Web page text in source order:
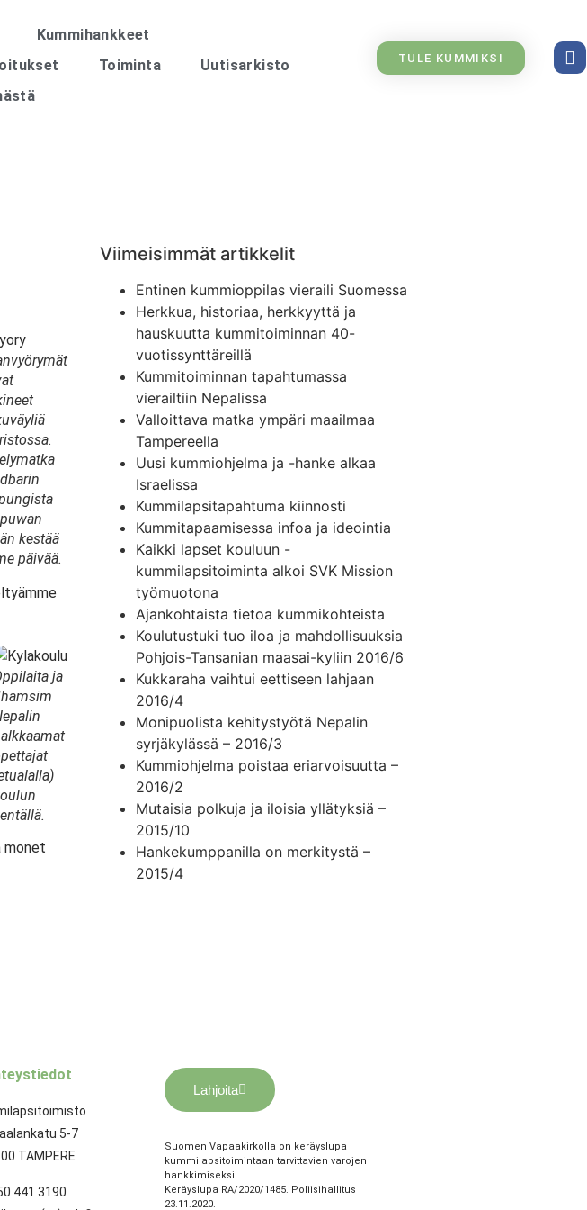
Kummihankkeet
Toiminta
Uutisarkisto
TULE KUMMIKSI
kestää
päivää.
ja
monet
Viimeisimmät artikkelit
Entinen kummioppilas vieraili Suomessa
Herkkua, historiaa, herkkyyttä ja
hauskuutta kummitoiminnan 40-
vuotissynttäreillä
Kummitoiminnan tapahtumassa
vierailtiin Nepalissa
Valloittava matka ympäri maailmaa
Tampereella
Uusi kummiohjelma ja -hanke alkaa
Israelissa
Kummilapsitapahtuma kiinnosti
Kummitapaamisessa infoa ja ideointia
Kaikki lapset kouluun -
kummilapsitoiminta alkoi SVK Mission
työmuotona
Ajankohtaista tietoa kummikohteista
Koulutustuki tuo iloa ja mahdollisuuksia
Pohjois-Tansanian maasai-kyliin 2016/6
Kukkaraha vaihtui eettiseen lahjaan
2016/4
Monipuolista kehitystyötä Nepalin
syrjäkylässä – 2016/3
Kummiohjelma poistaa eriarvoisuutta –
2016/2
Mutaisia polkuja ja iloisia yllätyksiä –
2015/10
Hankekumppanilla on merkitystä –
2015/4
5-7
TAMPERE
441 3190
Lahjoita
Suomen Vapaakirkolla on keräyslupa
kummilapsitoimintaan tarvittavien varojen
hankkimiseksi.
Keräyslupa RA/2020/1485. Poliisihallitus
23.11.2020.